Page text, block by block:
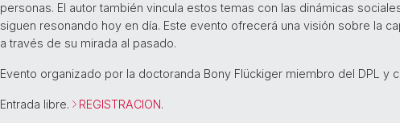
personas. El autor también vincula estos temas con las dinámicas
siguen resonando hoy en día. Este evento ofrecerá una visión sobre la
a través de su mirada al pasado.
Evento organizado por la doctoranda Bony Flückiger miembro del DPL y
Entrada libre. REGISTRACION.